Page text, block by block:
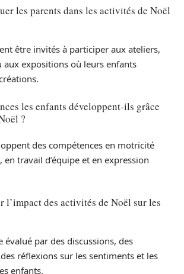
les parents dans les activités de Noël
être invités à participer aux ateliers,
aux expositions où leurs enfants
les enfants développent-ils grâce
?
des compétences en motricité
travail d’équipe et en expression
l’impact des activités de Noël sur les
évalué par des discussions, des
réflexions sur les sentiments et les
enfants.